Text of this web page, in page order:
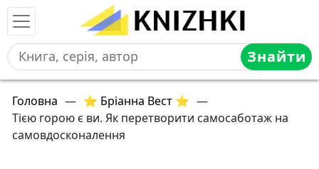
Знайти
Головна — ⭐ Бріанна Вест ⭐ —
Тією горою є ви. Як перетворити самосаботаж на
самовдосконалення